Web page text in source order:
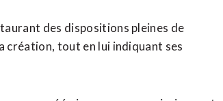
des dispositions pleines de
création, tout en lui indiquant ses